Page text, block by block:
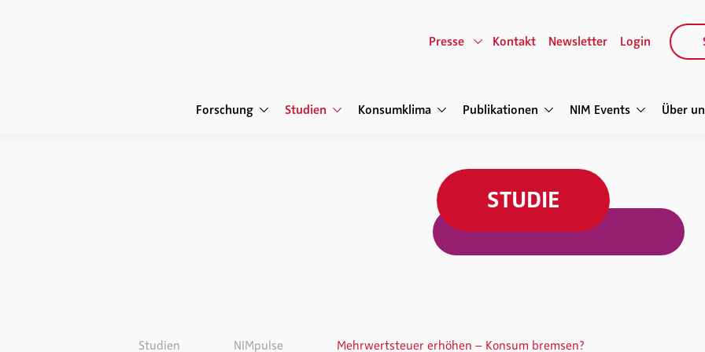
Forschung Studien Konsumklima Publikationen NIM Events Über
Presse Kontakt Newsletter Login
STUDIE
Studien NIMpulse Mehrwertsteuer erhöhen – Konsum bremsen?